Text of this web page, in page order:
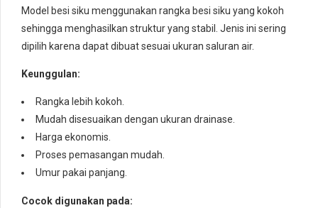
Model besi siku menggunakan rangka besi siku yang kokoh
sehingga menghasilkan struktur yang stabil. Jenis ini sering
dipilih karena dapat dibuat sesuai ukuran saluran air.
Keunggulan:
Rangka lebih kokoh.
Mudah disesuaikan dengan ukuran drainase.
Harga ekonomis.
Proses pemasangan mudah.
Umur pakai panjang.
Cocok digunakan pada: